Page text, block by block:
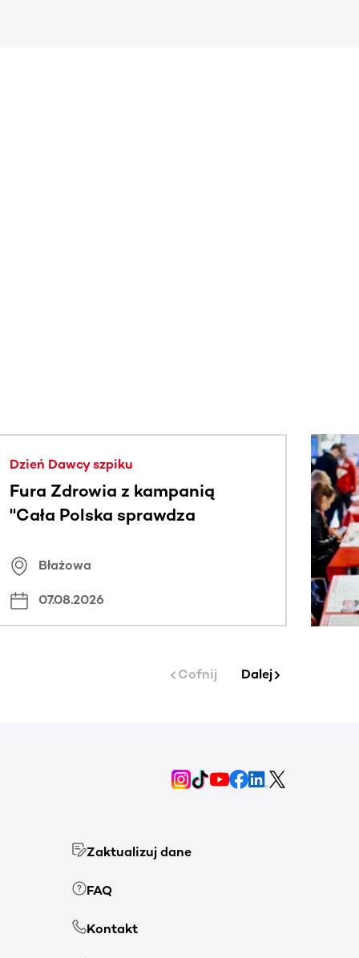
Dzień Dawcy szpiku
Fura Zdrowia z kampanią
"Cała Polska sprawdza
Błażowa
07.08.2026
Cofnij Dalej
Zaktualizuj dane
FAQ
Kontakt